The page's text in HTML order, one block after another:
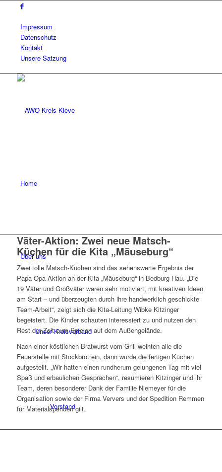
Impressum
Datenschutz
Kontakt
Unsere Satzung
Home
Über uns
Unser Kreisverband
Vorstand
Väter-Aktion: Zwei neue Matsch-
Küchen für die Kita „Mäuseburg“
Zwei tolle Matsch-Küchen sind das sehenswerte Ergebnis der
Papa-Opa-Aktion an der Kita „Mäuseburg“ in Bedburg-Hau. „Die
19 Väter und Großväter waren sehr motiviert, mit kreativen Ideen
am Start – und überzeugten durch ihre handwerklich geschickte
Team-Arbeit“, zeigt sich die Kita-Leitung Wibke Kitzinger
begeistert. Die Kinder schauten interessiert zu und nutzen den
Rest der Zeit zum Spielen auf dem Außengelände.
Nach einer köstlichen Bratwurst vom Grill weihten alle die
Feuerstelle mit Stockbrot ein, dann wurde die fertigen Küchen
aufgestellt. „Wir hatten einen rundherum gelungenen Tag mit viel
Spaß und erbaulichen Gesprächen“, resümieren Kitzinger und ihr
Team, deren besonderer Dank der Familie Niemeyer für die
Organisation sowie der Firma Ververs und der Spedition Remmen
für Materialspenden gilt.